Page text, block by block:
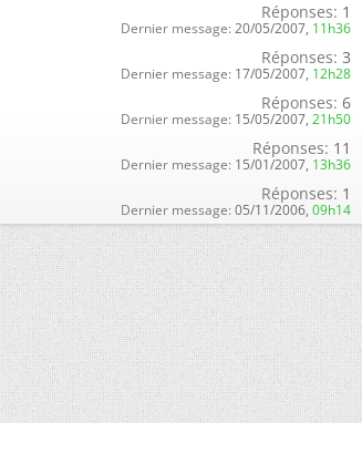
Réponses: 1
Dernier message: 20/05/2007, 11h36
Réponses: 3
Dernier message: 17/05/2007, 12h28
Réponses: 6
Dernier message: 15/05/2007, 21h50
Réponses: 11
Dernier message: 15/01/2007, 13h36
Réponses: 1
Dernier message: 05/11/2006, 09h14